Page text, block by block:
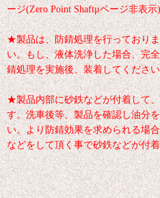
ージ(Zero Point Shaftμページ非表
★製品は、防錆処理を行っており
い。もし、液体洗浄した場合、完
錆処理を実施後、装着してくださ
★製品内部に砂鉄などが付着して
す。洗車後等、製品を確認し油分
い。より防錆効果を求められる場
などをして頂く事で砂鉄などが付